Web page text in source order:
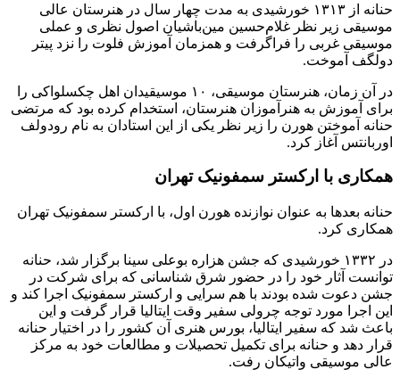
حنانه از ۱۳۱۳ خورشیدی به مدت چهار سال در هنرستان عالی
موسیقی زیر نظر غلام‌حسین ‌مین‌باشیان‌ اصول‌ نظری‌ و عملی
‌موسیقی‌ غربی را فراگرفت و همزمان‌ آموزش‌ فلوت‌ را نزد پیتر
دولگف‌ آموخت.
در آن زمان، هنرستان موسیقی، ۱۰ موسیقیدان اهل چکسلواکی را
برای آموزش به هنرآموزان هنرستان، استخدام کرده بود که مرتضی
حنانه آموختن هورن را زیر نظر یکی از این استادان به نام رودولف
اوربانتس آغاز کرد.
همکاری با ارکستر سمفونیک تهران
حنانه بعدها به عنوان نوازنده هورن اول، با ارکستر سمفونیک تهران
همکاری کرد.
در ۱۳۳۲ خورشیدی که جشن هزاره بوعلی سینا برگزار شد، حنانه
توانست آثار خود را در حضور شرق شناسانی که برای شرکت در
جشن دعوت شده بودند با هم سرایی و ارکستر سمفونیک اجرا کند و
این اجرا مورد توجه چرولی سفیر وقت ایتالیا قرار گرفت و این
باعث شد که سفیر ایتالیا، بورس هنری آن کشور را در اختیار حنانه
قرار دهد و حنانه برای تکمیل تحصیلات و مطالعات خود به مرکز
عالی موسیقی واتیکان رفت.